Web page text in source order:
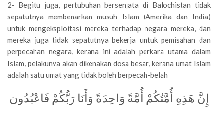
2- Begitu juga, pertubuhan bersenjata di Balochistan tidak
sepatutnya membenarkan musuh Islam (Amerika dan India)
untuk mengeksploitasi mereka terhadap negara mereka, dan
mereka juga tidak sepatutnya bekerja untuk pemisahan dan
perpecahan negara, kerana ini adalah perkara utama dalam
Islam, pelakunya akan dikenakan dosa besar, kerana umat Islam
adalah satu umat yang tidak boleh berpecah-belah
إِنَّ هَذِهِ أُمَّتُكُمْ أُمَّةً وَاحِدَةً وَأَنَا رَبُّكُمْ فَاعْبُدُون